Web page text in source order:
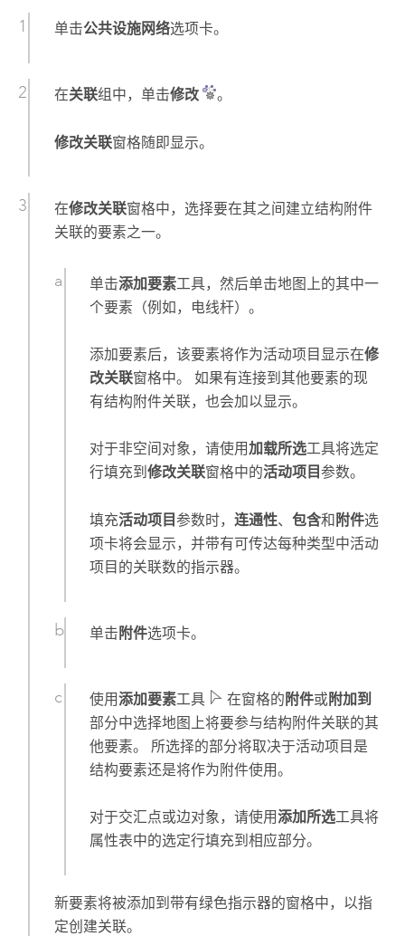
单击公共设施网络选项卡。
在关联组中，单击修改 。
修改关联窗格随即显示。
在修改关联窗格中，选择要在其之间建立结构附件
关联的要素之一。
单击添加要素工具，然后单击地图上的其中一
个要素（例如，电线杆）。
添加要素后，该要素将作为活动项目显示在修
改关联窗格中。 如果有连接到其他要素的现
有结构附件关联，也会加以显示。
对于非空间对象，请使用加载所选工具将选定
行填充到修改关联窗格中的活动项目参数。
填充活动项目参数时，连通性、包含和 附件选
项卡将会显示，并带有可传达每种类型中活动
项目的关联数的指示器。
单击 附件选项卡。
使用添加要素工具 在窗格的 附件或附加到
部分中选择地图上将要参与结构附件关联的其
他要素。 所选择的部分将取决于活动项目是
结构要素还是将作为附件使用。
对于交汇点或边对象，请使用添加所选工具将
属性表中的选定行填充到相应部分。
新要素将被添加到带有绿色指示器的窗格中，以指
定创建关联。